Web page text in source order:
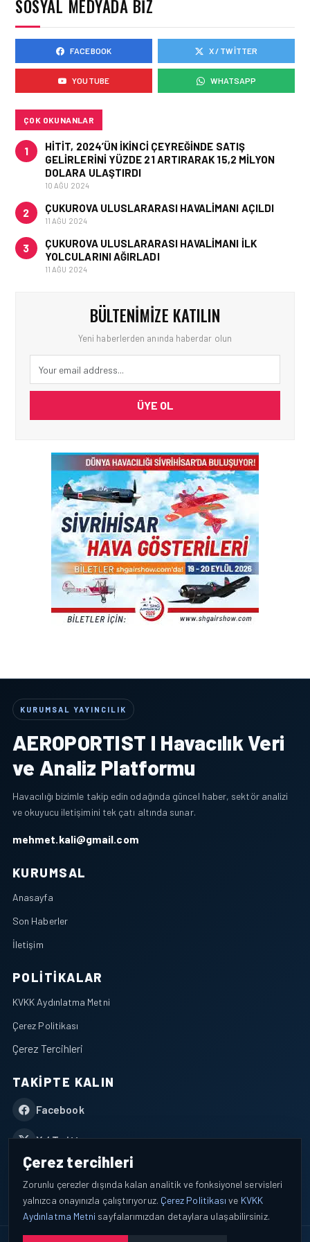
HAVAYOLU • 05 AĞU 2026
AIR ASTANA’DAN 2026
YILI İLK YARI FINANSAL
VE OPERASYONEL
SOSYAL MEDYADA BIZ
FACEBOOK X / TWITTER
YOUTUBE WHATSAPP
ÇOK OKUNANLAR
1
HITIT, 2024’ÜN IKINCI ÇEYREĞINDE SATIŞ
GELIRLERINI YÜZDE 21 ARTIRARAK 15,2 MILYON
DOLARA ULAŞTIRDI
10 AĞU 2024
2 ÇUKUROVA ULUSLARARASI HAVALIMANI AÇILDI
11 AĞU 2024
3
ÇUKUROVA ULUSLARARASI HAVALIMANI İLK
YOLCULARINI AĞIRLADI
11 AĞU 2024
BÜLTENIMIZE KATILIN
Yeni haberlerden anında haberdar olun
ÜYE OL
KURUMSAL YAYINCILIK
AEROPORTIST I Havacılık Veri
ve Analiz Platformu
Havacılığı bizimle takip edin odağında güncel haber, sektör analizi
ve okuyucu iletişimini tek çatı altında sunar.
mehmet.kali@gmail.com
KURUMSAL
Anasayfa
Son Haberler
İletişim
POLITIKALAR
KVKK Aydınlatma Metni
Çerez Politikası
Çerez Tercihleri
TAKIPTE KALIN
Facebook
X / Twitter
YouTube
WhatsApp
Çerez tercihleri
Zorunlu çerezler dışında kalan analitik ve fonksiyonel servisleri
yalnızca onayınızla çalıştırıyoruz. Çerez Politikası ve KVKK
Aydınlatma Metni sayfalarımızdan detaylara ulaşabilirsiniz.